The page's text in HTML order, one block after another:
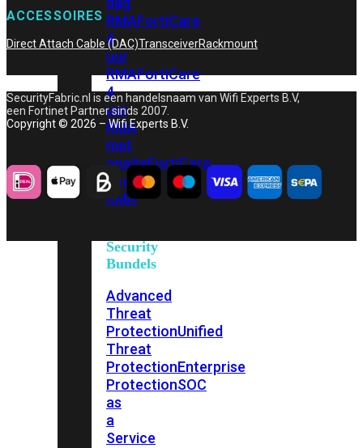
RMAFortiCare
4
uur
RMAFortiCare
4
uur
RMA
met
onsiteFortiCare
Secure
RMA
Security
Bundels
Advanced
Threat
ProtectionUnified
Threat
ProtectionEnterprise
ProtectionSOC
as
a
Service
ACCESSOIRES
Direct Attach Cable (DAC)TransceiverRackmount
SecurityFabric.nl is een handelsnaam van Wifi Experts B.V,
een Fortinet Partner sinds 2007.
Copyright © 2026 – Wifi Experts B.V.